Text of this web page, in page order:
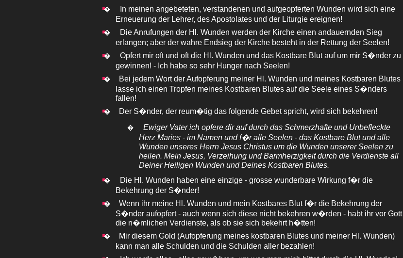
�
In meinen angebeteten, verstandenen und aufgeopferten Wunden wird sich eine
Erneuerung der Lehrer, des Apostolates und der Liturgie ereignen!
�
Die Anrufungen der Hl. Wunden werden der Kirche einen andauernden Sieg
erlangen; aber der wahre Endsieg der Kirche besteht in der Rettung der Seelen!
�
Opfert mir oft und oft die Hl. Wunden und das Kostbare Blut auf um mir S�nder zu
gewinnen! - Ich habe so sehr Hunger nach Seelen!
�
Bei jedem Wort der Aufopferung meiner Hl. Wunden und meines Kostbaren Blutes
lasse ich einen Tropfen meines Kostbaren Blutes auf die Seele eines S�nders
fallen!
� Der S�nder, der reum�tig das folgende Gebet spricht, wird sich bekehren!
�
Ewiger Vater ich opfere dir auf durch das Schmerzhafte und Unbefleckte
Herz Maries - im Namen und f�r alle Seelen - das Kostbare Blut und alle
Wunden unseres Herrn Jesus Christus um die Wunden unserer Seelen zu
heilen. Mein Jesus, Verzeihung und Barmherzigkeit durch die Verdienste all
Deiner Heiligen Wunden und Deines Kostbaren Blutes.
�
Die Hl. Wunden haben eine einzige - grosse wunderbare Wirkung f�r die
Bekehrung der S�nder!
�
Wenn ihr meine Hl. Wunden und mein Kostbares Blut f�r die Bekehrung der
S�nder aufopfert - auch wenn sich diese nicht bekehren w�rden - habt ihr vor Gott
die n�mlichen Verdienste, als ob sie sich bekehrt h�tten!
�
Mir diesem Gold (Aufopferung meines kostbaren Blutes und meiner Hl. Wunden)
kann man alle Schulden und die Schulden aller bezahlen!